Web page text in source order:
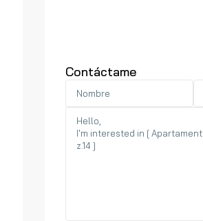
Contáctame